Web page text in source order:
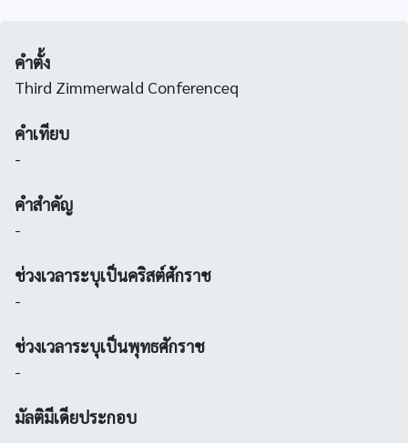
คำตั้ง
Third Zimmerwald Conferenceq
คำเทียบ
-
คำสำคัญ
-
ช่วงเวลาระบุเป็นคริสต์ศักราช
-
ช่วงเวลาระบุเป็นพุทธศักราช
-
มัลติมีเดียประกอบ